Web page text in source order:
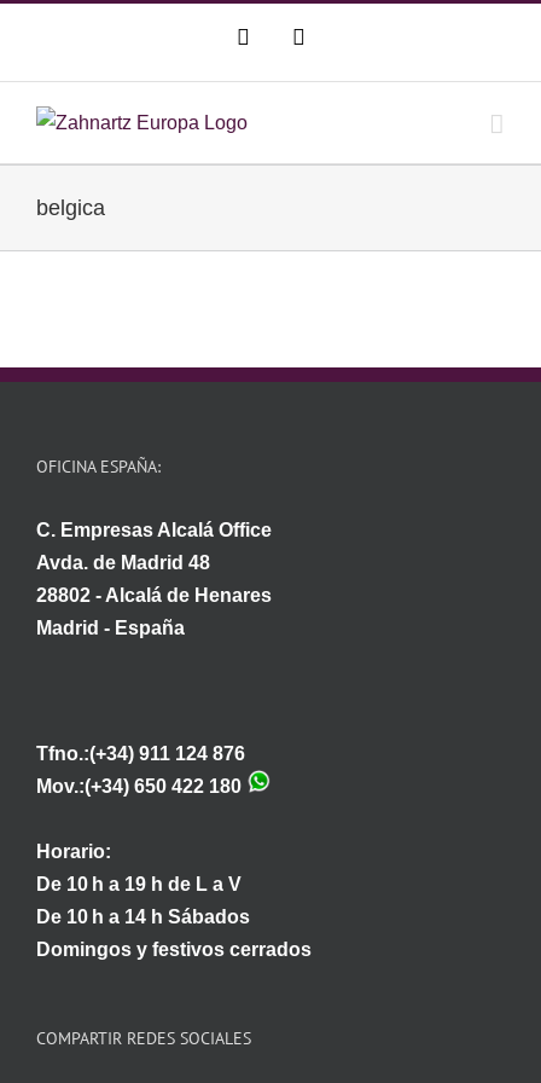
contenido
WhatsAppCorreo
belgica
OFICINA ESPAÑA:
C. Empresas Alcalá Office
Avda. de Madrid 48
28802 - Alcalá de Henares
Madrid - España
Tfno.:(+34) 911 124 876
Mov.:(+34) 650 422 180
Horario:
De 10 h a 19 h de L a V
De 10 h a 14 h Sábados
Domingos y festivos cerrados
COMPARTIR REDES SOCIALES